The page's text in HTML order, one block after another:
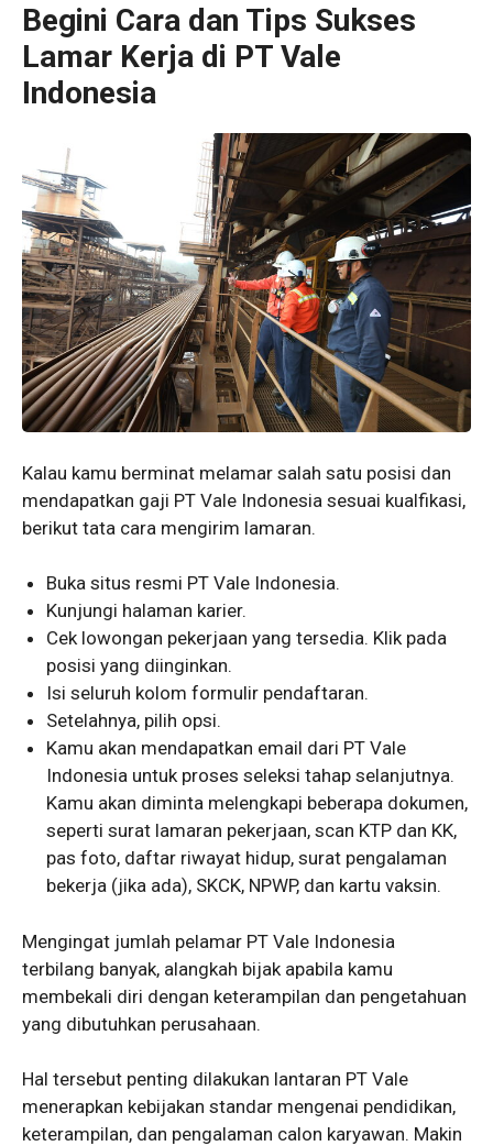
Begini Cara dan Tips Sukses
Lamar Kerja di PT Vale
Indonesia
Kalau kamu berminat melamar salah satu posisi dan
mendapatkan gaji PT Vale Indonesia sesuai kualfikasi,
berikut tata cara mengirim lamaran.
Buka situs resmi PT Vale Indonesia.
Kunjungi halaman karier.
Cek lowongan pekerjaan yang tersedia. Klik pada
posisi yang diinginkan.
Isi seluruh kolom formulir pendaftaran.
Setelahnya, pilih opsi.
Kamu akan mendapatkan email dari PT Vale
Indonesia untuk proses seleksi tahap selanjutnya.
Kamu akan diminta melengkapi beberapa dokumen,
seperti surat lamaran pekerjaan, scan KTP dan KK,
pas foto, daftar riwayat hidup, surat pengalaman
bekerja (jika ada), SKCK, NPWP, dan kartu vaksin.
Mengingat jumlah pelamar PT Vale Indonesia
terbilang banyak, alangkah bijak apabila kamu
membekali diri dengan keterampilan dan pengetahuan
yang dibutuhkan perusahaan.
Hal tersebut penting dilakukan lantaran PT Vale
menerapkan kebijakan standar mengenai pendidikan,
keterampilan, dan pengalaman calon karyawan. Makin